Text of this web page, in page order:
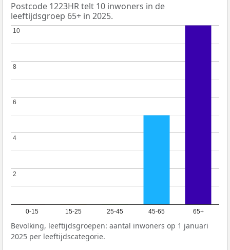
Postcode 1223HR telt 10 inwoners in de
leeftijdsgroep 65+ in 2025.
0-15 15-25 25-45 45-65 65+
2
2
4
4
6
6
8
8
10
10
Bevolking, leeftijdsgroepen: aantal inwoners op 1 januari
2025 per leeftijdscategorie.